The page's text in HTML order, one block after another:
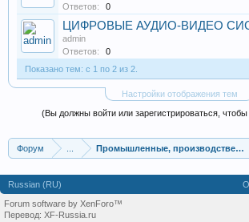
Ответов:
0
ЦИФРОВЫЕ АУДИО-ВИДЕО
admin
Ответов:
0
Показано тем: с 1 по 2 из 2.
Настройки отображения тем
(Вы должны войти или зарегистрироваться,
Форум Промышленные,
Russian (RU)
Forum software by XenForo™
Перевод: XF-Russia.ru